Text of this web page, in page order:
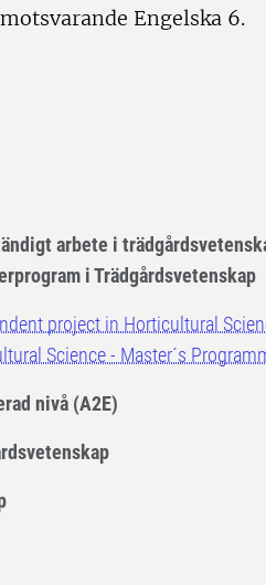
Engelska 6.
arbete i
i Trädgårdsvetenskap
project in Horticultural
Science - Master´s
nivå (A2E)